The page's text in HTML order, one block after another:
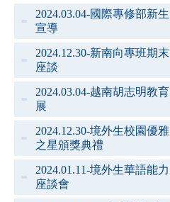
2024.03.04-國際專修部新生
宣導
2024.12.30-新南向專班期末
座談
2024.03.04-越南胡志明教育
展
2024.12.30-境外生校園優雅
之星頒獎典禮
2024.01.11-境外生華語能力
座談會